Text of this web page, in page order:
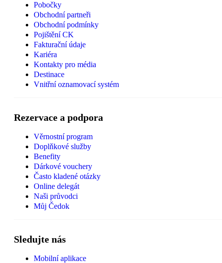
Pobočky
Obchodní partneři
Obchodní podmínky
Pojištění CK
Fakturační údaje
Kariéra
Kontakty pro média
Destinace
Vnitřní oznamovací systém
Rezervace a podpora
Věrnostní program
Doplňkové služby
Benefity
Dárkové vouchery
Často kladené otázky
Online delegát
Naši průvodci
Můj Čedok
Sledujte nás
Mobilní aplikace